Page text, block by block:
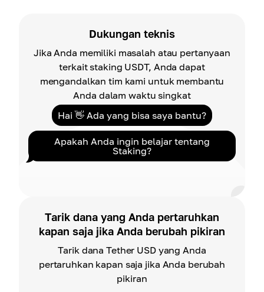
Hai 👋 Ada yang bisa saya bantu?
Apakah Anda ingin belajar tentang
Staking?
Dukungan teknis
Jika Anda memiliki masalah atau pertanyaan
terkait staking USDT, Anda dapat
mengandalkan tim kami untuk membantu
Anda dalam waktu singkat
Tarik dana yang Anda pertaruhkan
kapan saja jika Anda berubah pikiran
Tarik dana Tether USD yang Anda
pertaruhkan kapan saja jika Anda berubah
pikiran